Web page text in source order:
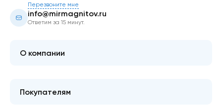
Перезвоните мне
info@mirmagnitov.ru
Ответим за 15 минут.
Покупателям
О компании